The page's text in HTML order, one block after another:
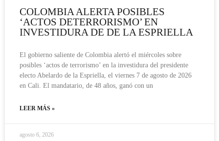
COLOMBIA ALERTA POSIBLES
‘ACTOS DETERRORISMO’ EN
INVESTIDURA DE DE LA ESPRIELLA
El gobierno saliente de Colombia alertó el miércoles sobre
posibles ‘actos de terrorismo’ en la investidura del presidente
electo Abelardo de la Espriella, el viernes 7 de agosto de 2026
en Cali. El mandatario, de 48 años, ganó con un
LEER MÁS »
agosto 6, 2026